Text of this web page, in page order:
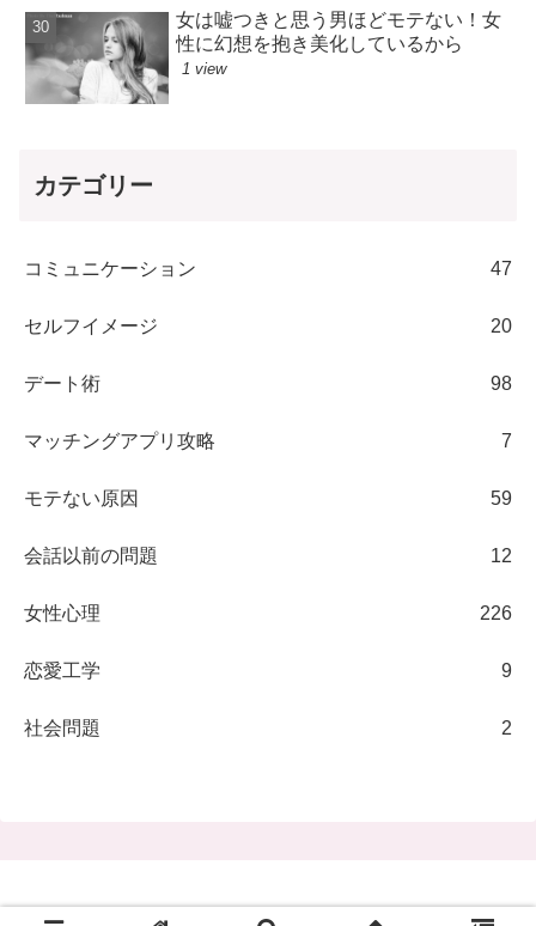
女は嘘つきと思う男ほどモテない！女
性に幻想を抱き美化しているから
1 view
カテゴリー
コミュニケーション 47
セルフイメージ 20
デート術 98
マッチングアプリ攻略 7
モテない原因 59
会話以前の問題 12
女性心理 226
恋愛工学 9
社会問題 2